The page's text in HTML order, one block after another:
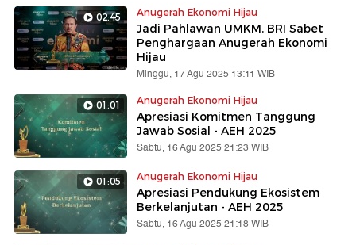
02:45 Anugerah Ekonomi Hijau
Jadi Pahlawan UMKM, BRI Sabet
Penghargaan Anugerah Ekonomi
Hijau
Minggu, 17 Agu 2025 13:11 WIB
01:01 Anugerah Ekonomi Hijau
Apresiasi Komitmen Tanggung
Jawab Sosial - AEH 2025
Sabtu, 16 Agu 2025 21:23 WIB
01:05 Anugerah Ekonomi Hijau
Apresiasi Pendukung Ekosistem
Berkelanjutan - AEH 2025
Sabtu, 16 Agu 2025 21:18 WIB